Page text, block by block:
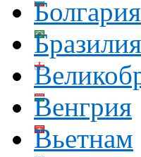
Болгария
Бразилия
Венгрия
Вьетнам